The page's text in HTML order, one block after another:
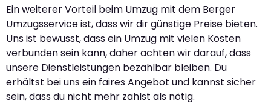
Ein weiterer Vorteil beim Umzug mit dem Berger
Umzugsservice ist, dass wir dir günstige Preise bieten.
Uns ist bewusst, dass ein Umzug mit vielen Kosten
verbunden sein kann, daher achten wir darauf, dass
unsere Dienstleistungen bezahlbar bleiben. Du
erhältst bei uns ein faires Angebot und kannst sicher
sein, dass du nicht mehr zahlst als nötig.